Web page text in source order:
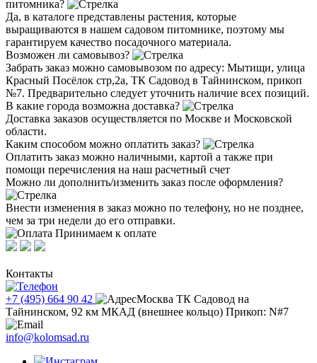
питомника?
Да, в каталоге представлены растения, которые
выращиваются в нашем садовом питомнике, поэтому мы
гарантируем качество посадочного материала.
Возможен ли самовывоз?
Забрать заказ можно самовывозом по адресу: Мытищи, улица
Красный Посёлок стр,2а, ТК Садовод в Тайнинском, прикоп
№7. Предварительно следует уточнить наличие всех позиций.
В какие города возможна доставка?
Доставка заказов осуществляется по Москве и Московской
области.
Каким способом можно оплатить заказ?
Оплатить заказ можно наличными, картой а также при
помощи перечисления на наш расчетный счет
Можно ли дополнить/изменить заказ после оформления?
Внести изменения в заказ можно по телефону, но не позднее,
чем за три недели до его отправки.
Принимаем к оплате
Контакты
+7 (495) 664 90 42
Москва ТК Садовод на
Тайнинском, 92 км МКАД (внешнее кольцо) Прикоп: N#7
info@kolomsad.ru